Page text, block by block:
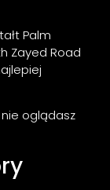
Palm
Zayed Road
oglądasz